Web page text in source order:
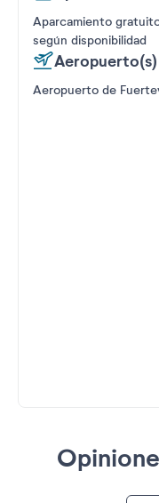
Aparcamiento
según disponibilidad
Aeropuerto(s)
Aeropuerto de